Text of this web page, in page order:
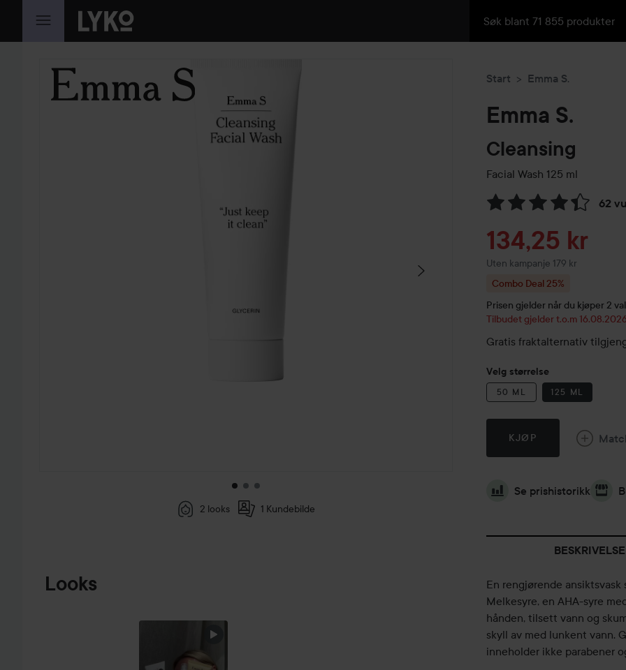
GÅ TIL INNHOLD
HOPP OVER SEKSJON
2 looks 1 Kundebilde
Looks
Start Emma S.
Emma S.
Cleansing
Facial Wash 125 ml
62
Gå til Vurderinger &
Tilbudspris
134,25 kr
Uten kampanje 179 kr
Combo Deal 25%
Prisen gjelder når du kjøper 2
Tilbudet gjelder t.o.m
Gratis fraktalternativ
Velg størrelse
50 ML 125 ML
KJØP
Se prishistorikk
BESKRIVELSE
En rengjørende
Melkesyre, en AHA-syre
hånden, tilsett vann og
skyll av med lunkent vann.
inneholder ikke parabener